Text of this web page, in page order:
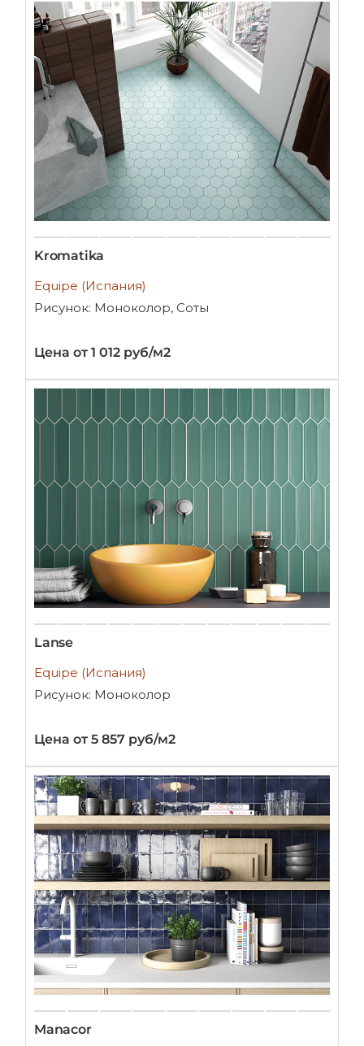
Kromatika
Equipe (Испания)
Рисунок: Моноколор, Соты
Цена от 1 012 руб/м2
Lanse
Equipe (Испания)
Рисунок: Моноколор
Цена от 5 857 руб/м2
Manacor